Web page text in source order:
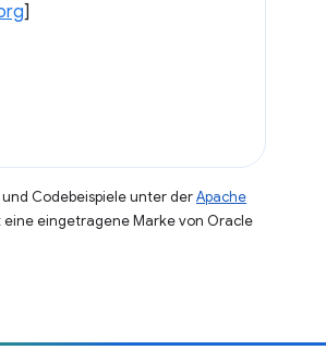
]
und Codebeispiele unter derApache
eine eingetragene Marke von Oracle